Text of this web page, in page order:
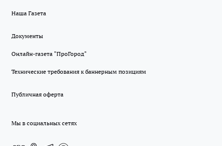
Наша Газета
Документы
Онлайн-газета "ПроГород"
Технические требования к баннерным позициям
Публичная оферта
Мы в социальных сетях